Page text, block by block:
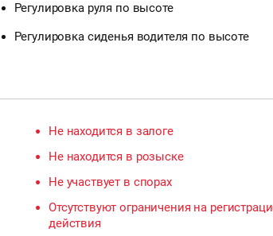
Регулировка руля по высоте
Регулировка сиденья водителя по высоте
Не находится в залоге
Не находится в розыске
Не участвует в спорах
Отсутствуют ограничения на
действия